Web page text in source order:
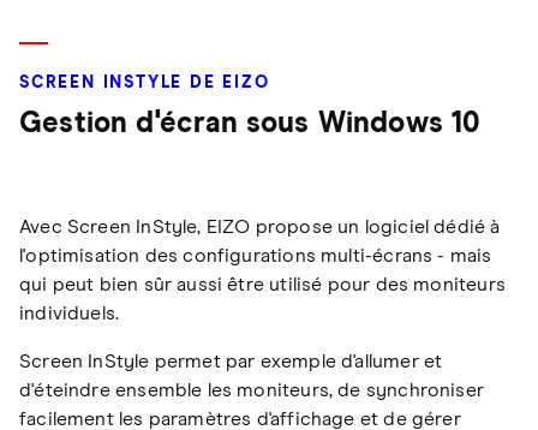
SCREEN INSTYLE DE EIZO
Gestion d'écran sous Windows 10
Avec Screen InStyle, EIZO propose un logiciel dédié à
l'optimisation des configurations multi-écrans - mais
qui peut bien sûr aussi être utilisé pour des moniteurs
individuels.
Screen InStyle permet par exemple d'allumer et
d'éteindre ensemble les moniteurs, de synchroniser
facilement les paramètres d'affichage et de gérer